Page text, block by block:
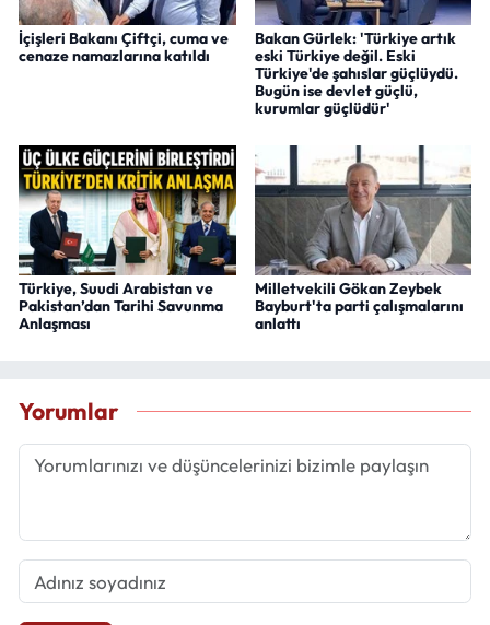
İçişleri Bakanı Çiftçi, cuma ve
cenaze namazlarına katıldı
Bakan Gürlek: 'Türkiye artık
eski Türkiye değil. Eski
Türkiye'de şahıslar güçlüydü.
Bugün ise devlet güçlü,
kurumlar güçlüdür'
Türkiye, Suudi Arabistan ve
Pakistan’dan Tarihi Savunma
Anlaşması
Milletvekili Gökan Zeybek
Bayburt'ta parti çalışmalarını
anlattı
Yorumlar